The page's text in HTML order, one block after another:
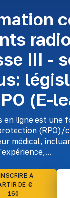
III -
(E-
en ligne est une
(RPO)/
médical,
A
DE €
160